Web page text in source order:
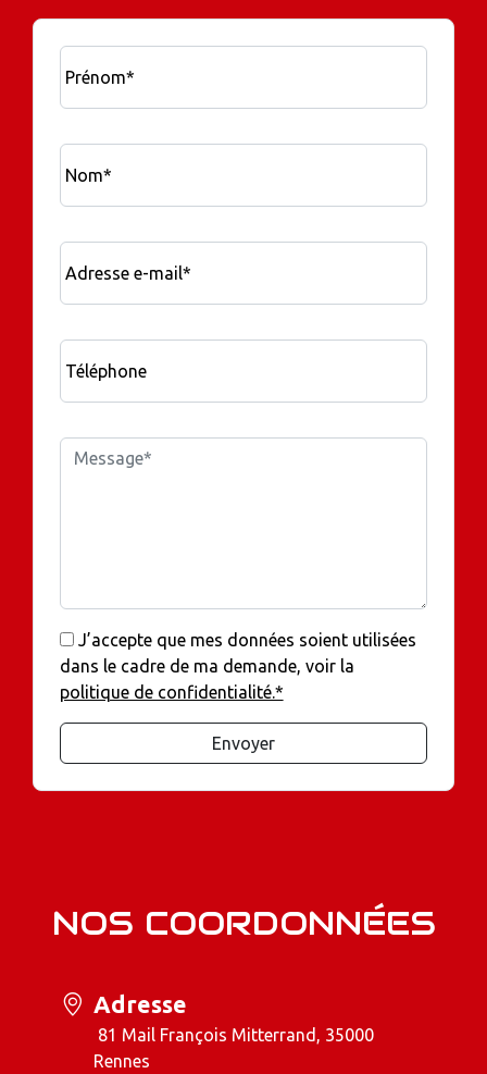
Prénom*
Nom*
Adresse e-mail*
Téléphone
J’accepte que mes données soient utilisées
dans le cadre de ma demande, voir la
politique de confidentialité.*
Envoyer
NOS COORDONNÉES
Adresse
81 Mail François Mitterrand, 35000
Rennes